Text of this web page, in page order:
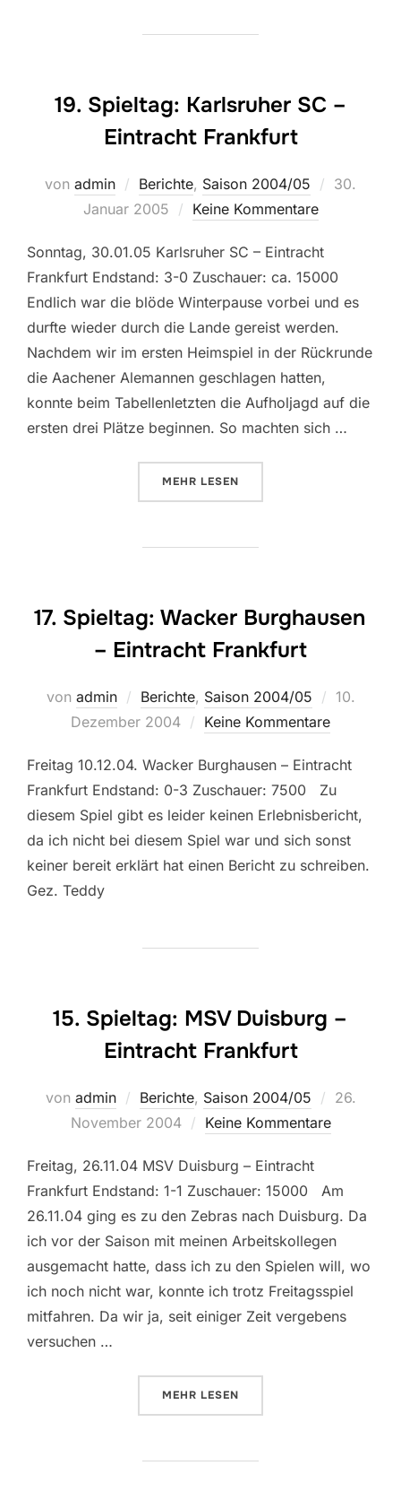
19. Spieltag: Karlsruher SC –
Eintracht Frankfurt
von admin Berichte, Saison 2004/05
30.
Januar 2005
Keine Kommentare
Sonntag, 30.01.05 Karlsruher SC – Eintracht
Frankfurt Endstand: 3-0 Zuschauer: ca. 15000
Endlich war die blöde Winterpause vorbei und es
durfte wieder durch die Lande gereist werden.
Nachdem wir im ersten Heimspiel in der Rückrunde
die Aachener Alemannen geschlagen hatten,
konnte beim Tabellenletzten die Aufholjagd auf die
ersten drei Plätze beginnen. So machten sich …
MEHR ÜBER „19. SPIELTAG:
LESEN
17. Spieltag: Wacker Burghausen
– Eintracht Frankfurt
von admin Berichte, Saison 2004/05
10.
Dezember 2004
Keine Kommentare
Freitag 10.12.04. Wacker Burghausen – Eintracht
Frankfurt Endstand: 0-3 Zuschauer: 7500 Zu
diesem Spiel gibt es leider keinen Erlebnisbericht,
da ich nicht bei diesem Spiel war und sich sonst
keiner bereit erklärt hat einen Bericht zu schreiben.
Gez. Teddy
15. Spieltag: MSV Duisburg –
Eintracht Frankfurt
von admin Berichte, Saison 2004/05
26.
November 2004
Keine Kommentare
Freitag, 26.11.04 MSV Duisburg – Eintracht
Frankfurt Endstand: 1-1 Zuschauer: 15000 Am
26.11.04 ging es zu den Zebras nach Duisburg. Da
ich vor der Saison mit meinen Arbeitskollegen
ausgemacht hatte, dass ich zu den Spielen will, wo
ich noch nicht war, konnte ich trotz Freitagsspiel
mitfahren. Da wir ja, seit einiger Zeit vergebens
versuchen …
MEHR ÜBER „15. SPIELTAG: MSV
LESEN